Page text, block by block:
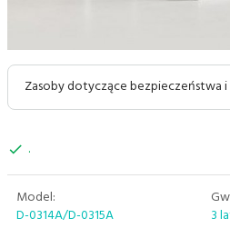
Zasoby dotyczące bezpieczeństwa
.
Model:
D-0314A/D-0315A
3